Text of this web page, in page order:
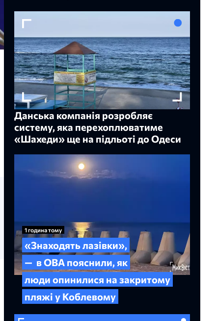
Данська компанія розробляє
систему, яка перехоплюватиме
«Шахеди» ще на підльоті до Одеси
1 година тому
«Знаходять лазівки»,
— в ОВА пояснили, як
люди опинилися на закритому
пляжі у Коблевому